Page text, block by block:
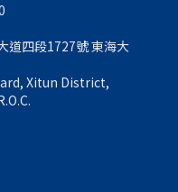
道四段1727號 東海大
Xitun District,